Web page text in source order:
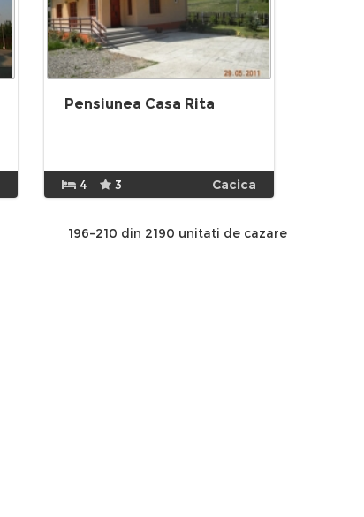
Pensiunea Casa Rita
4 3 Cacica
196-210 din 2190 unitati de cazare